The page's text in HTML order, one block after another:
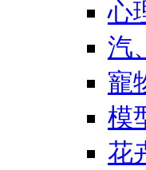
心
汽
寵
模
花